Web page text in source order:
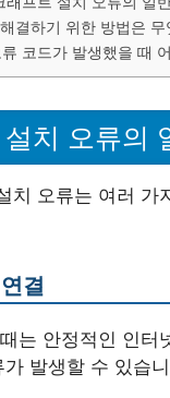
결하기 위한 방법은 무
코드가 발생했을 때
치 오류의
치 오류는 여러
결
는 안정적인 인
발생할 수 있습